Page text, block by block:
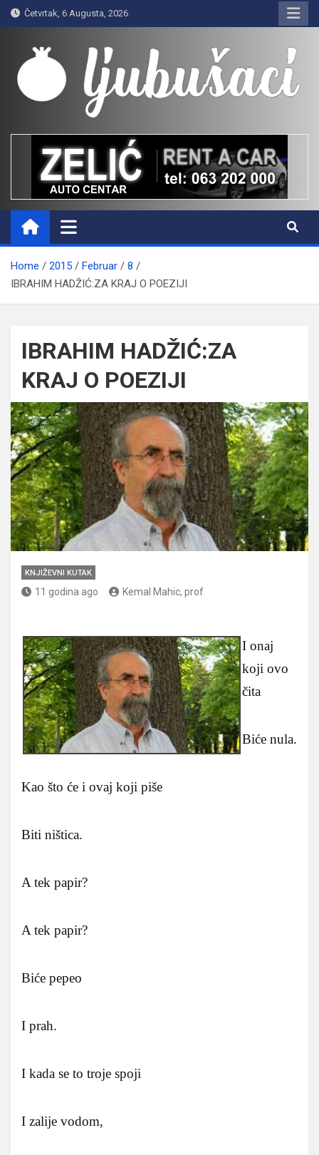
Skip
to
content
Četvrtak, 6 Augusta, 2026
Ljubušaci
Svom voljenom gradu
Home 2015 Februar
8
IBRAHIM HADŽIĆ:ZA KRAJ O POEZIJI
IBRAHIM HADŽIĆ:ZA
KRAJ O POEZIJI
KNJIŽEVNI KUTAK
11 godina ago Kemal Mahic, prof
I onaj
koji ovo
čita
Biće nula.
Kao što će i ovaj koji piše
Biti ništica.
A tek papir?
A tek papir?
Biće pepeo
I prah.
I kada se to troje spoji
I zalije vodom,